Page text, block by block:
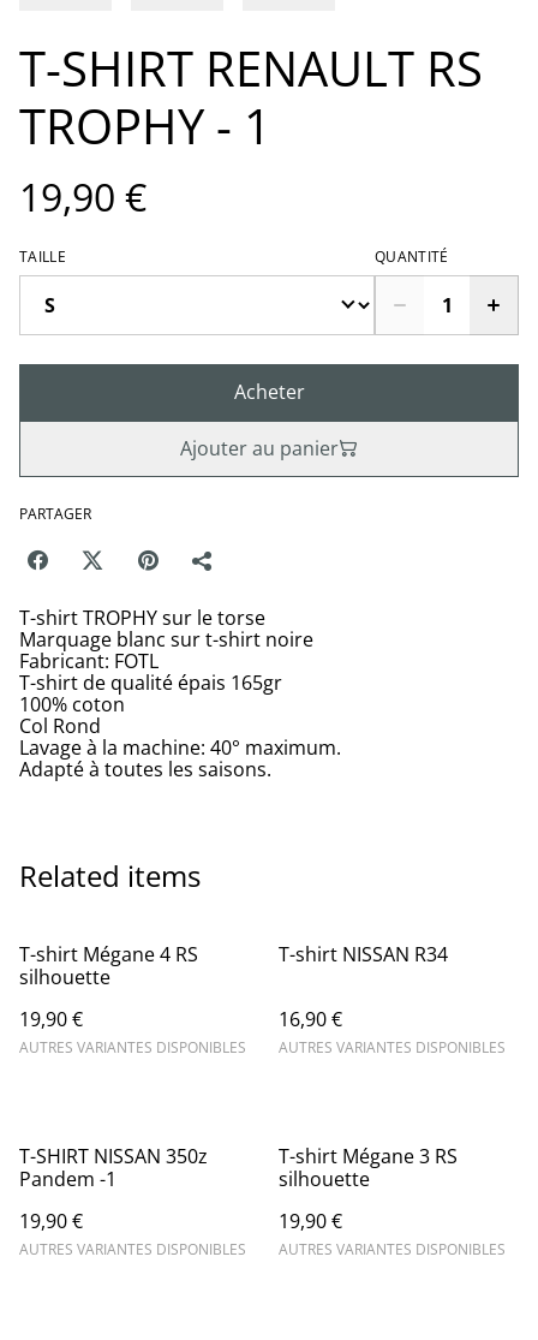
T-SHIRT RENAULT RS
TROPHY - 1
19,90 €
TAILLE QUANTITÉ
Acheter
Ajouter au panier
PARTAGER
T-shirt TROPHY sur le torse
Marquage blanc sur t-shirt noire
Fabricant: FOTL
T-shirt de qualité épais 165gr
100% coton
Col Rond
Lavage à la machine: 40° maximum.
Adapté à toutes les saisons.
Related items
T-shirt Mégane 4 RS
silhouette
19,90 €
AUTRES VARIANTES DISPONIBLES
T-shirt NISSAN R34
16,90 €
AUTRES VARIANTES DISPONIBLES
T-SHIRT NISSAN 350z
Pandem -1
19,90 €
AUTRES VARIANTES DISPONIBLES
T-shirt Mégane 3 RS
silhouette
19,90 €
AUTRES VARIANTES DISPONIBLES